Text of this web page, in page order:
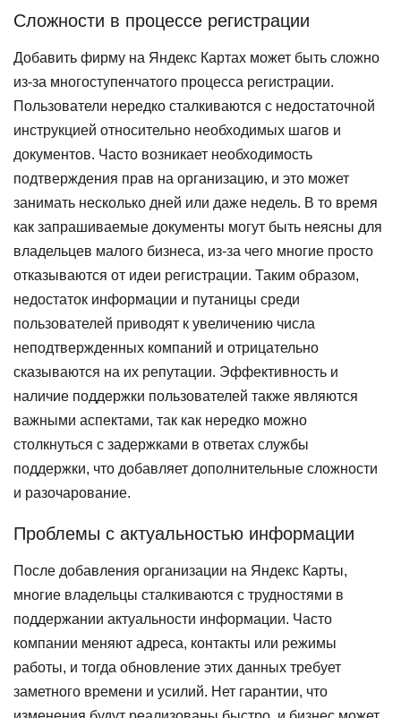
Сложности в процессе регистрации
Добавить фирму на Яндекс Картах может быть сложно
из-за многоступенчатого процесса регистрации.
Пользователи нередко сталкиваются с недостаточной
инструкцией относительно необходимых шагов и
документов. Часто возникает необходимость
подтверждения прав на организацию, и это может
занимать несколько дней или даже недель. В то время
как запрашиваемые документы могут быть неясны для
владельцев малого бизнеса, из-за чего многие просто
отказываются от идеи регистрации. Таким образом,
недостаток информации и путаницы среди
пользователей приводят к увеличению числа
неподтвержденных компаний и отрицательно
сказываются на их репутации. Эффективность и
наличие поддержки пользователей также являются
важными аспектами, так как нередко можно
столкнуться с задержками в ответах службы
поддержки, что добавляет дополнительные сложности
и разочарование.
Проблемы с актуальностью информации
После добавления организации на Яндекс Карты,
многие владельцы сталкиваются с трудностями в
поддержании актуальности информации. Часто
компании меняют адреса, контакты или режимы
работы, и тогда обновление этих данных требует
заметного времени и усилий. Нет гарантии, что